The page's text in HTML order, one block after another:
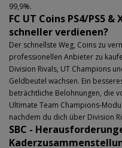
99,9%.
FC UT Coins PS4/PS5
schneller verdienen?
Der schnellste Weg, Coins zu
professionellen Anbieter zu
Division Rivals, UT Champions
Geldbeutel wachsen. Ein
beträchtliche Belohnungen, die
Ultimate Team Champions-
nachdem du dich über Division
SBC -